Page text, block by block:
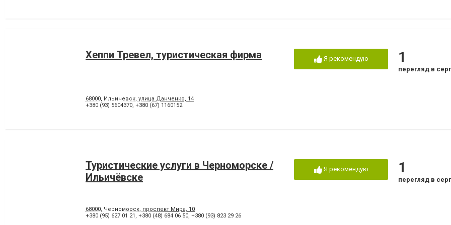
Хеппи Тревел, туристическая фирма
68000, Ильичевск, улица Данченко, 14
+380 (93) 5604370, +380 (67) 1160152
Я рекомендую 1
перегляд в
Туристические услуги в Черноморске /
Ильичёвске
68000, Черноморск, проспект Мира, 10
+380 (95) 627 01 21 , +380 (48) 684 06 50, +380 (93) 823 29 26
Я рекомендую 1
перегляд в